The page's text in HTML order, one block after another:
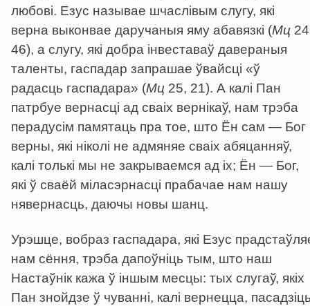
любові. Езус называе шчаслівым слугу, які
верна выконвае даручаныя яму абавязкі (Мц
46), а слугу, які добра інвеставаў давераныя
таленты, гаспадар запрашае ўвайсці «ў
радасць гаспадара» (Мц 25, 21). А калі Пан
патрбуе вернасці ад сваіх вернікаў, нам трэба
перадусім памятаць пра тое, што Ён сам — Бог
верны, які ніколі не адмяняе сваіх абяцанняў,
калі толькі мы не закрываемся ад іх; Ён — Бог,
які ў сваёй міласэрнасці прабачае нам нашу
нявернасць, даючы новы шанц.
Урэшце, вобраз гаспадара, які Езус
нам сёння, трэба дапоўніць тым, што наш
Настаўнік кажа ў іншым месцы: тых слугаў, якіх
Пан знойдзе ў чуванні, калі вернецца,